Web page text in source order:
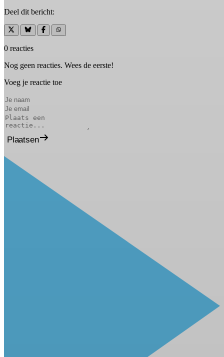
Deel dit bericht:
0 reacties
Nog geen reacties. Wees de eerste!
Voeg je reactie toe
Plaatsen